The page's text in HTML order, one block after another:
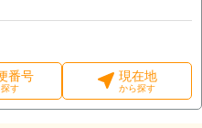
番号
す
現在地
から探す